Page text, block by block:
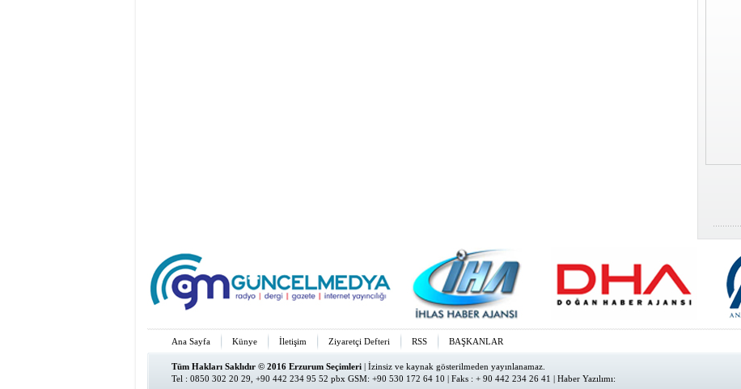
Ana Sayfa Künye İletişim Ziyaretçi Defteri RSS BAŞKANLAR
Tüm Hakları Saklıdır © 2016 Erzurum Seçimleri | İzinsiz ve kaynak gösterilmeden yayınlanamaz.
Tel : 0850 302 20 29, +90 442 234 95 52 pbx GSM: +90 530 172 64 10 | Faks : + 90 442 234 26 41 | Haber Yazılımı: